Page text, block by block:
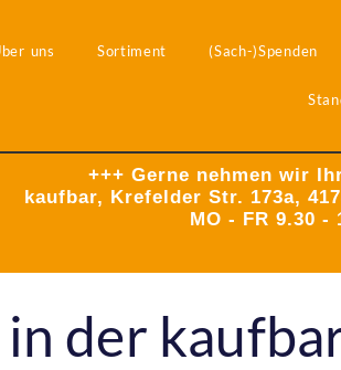
uns Sortiment (Sach-)Spenden
+++ Gerne nehmen wir
kaufbar, Krefelder Str. 173a,
MO - FR 9.30 -
der